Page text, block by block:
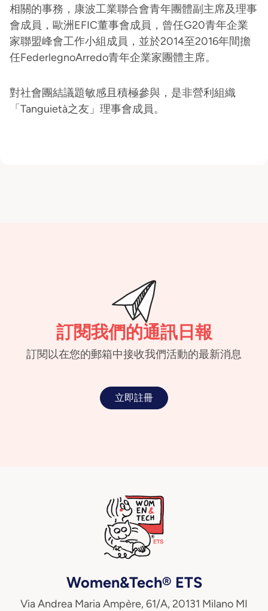
相關的事務，康波工業聯合會青年團體副主席及理事
會成員，歐洲EFIC董事會成員，曾任G20青年企業
家聯盟峰會工作小組成員，並於2014至2016年間擔
任FederlegnoArredo青年企業家團體主席。
對社會團結議題敏感且積極參與，是非營利組織
「Tanguietà之友」理事會成員。
訂閱我們的通訊日報
訂閱以在您的郵箱中接收我們活動的最新消息
立即註冊
Women&Tech® ETS
Via Andrea Maria Ampère, 61/A, 20131 Milano MI